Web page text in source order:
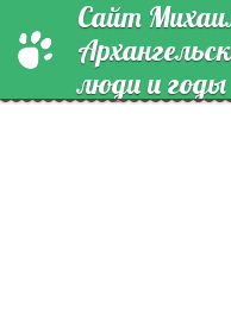
Сайт
люди и годы